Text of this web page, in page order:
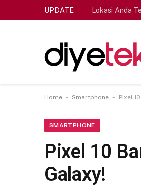
UPDATE Lokasi Anda
Home - Smartphone - Pixel
SMARTPHONE
Pixel 10
Galaxy!